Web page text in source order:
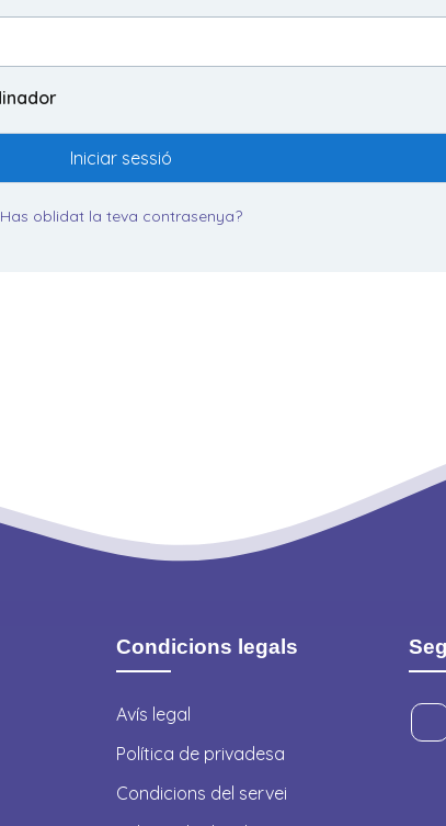
Iniciar sessió
Has oblidat la teva contrasenya?
Condicions legals
Avís legal
Política de privadesa
Condicions del servei